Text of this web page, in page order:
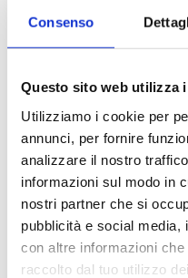
Consenso
Questo sito web utilizza
Utilizziamo i cookie per
annunci, per fornire
analizzare il nostro
informazioni sul modo in
nostri partner che si
pubblicità e social media,
con altre informazioni
raccolto dal tuo utilizzo
B1AL15N0V
Descrizione
Documentazione
Accessori